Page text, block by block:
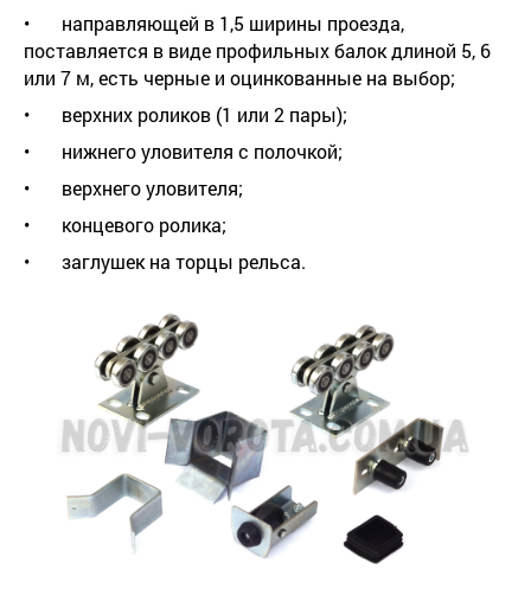
•
направляющей в 1,5 ширины проезда,
поставляется в виде профильных балок длиной 5, 6
или 7 м, есть черные и оцинкованные на выбор;
•
верхних роликов (1 или 2 пары);
•
нижнего уловителя с полочкой;
•
верхнего уловителя;
•
концевого ролика;
•
заглушек на торцы рельса.